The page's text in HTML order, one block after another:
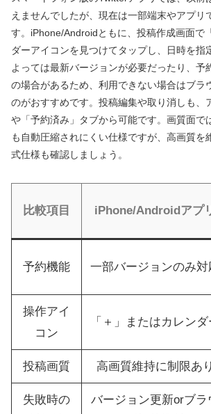
えませんでしたが、現在は一部端末やアプリ
す。iPhone/Androidともに、投稿作成画面で
ダーアイコンを見つけてタップし、日時を指
よっては最新バージョンが必要だったり、予
の場合があるため、利用できない場合はブラ
のがおすすめです。投稿編集や取り消しも、
や「予約済み」タブから可能です。画質面で
も自動圧縮されにくい仕様ですが、高画質を
式仕様も確認しましょう。
比較項目 iPhone/Androidアプ
予約機能 一部バージョンのみ対
操作アイ
コン
「＋」またはカレンダ
投稿画質 高画質維持に制限あり
失敗時の
バージョン更新orブラ